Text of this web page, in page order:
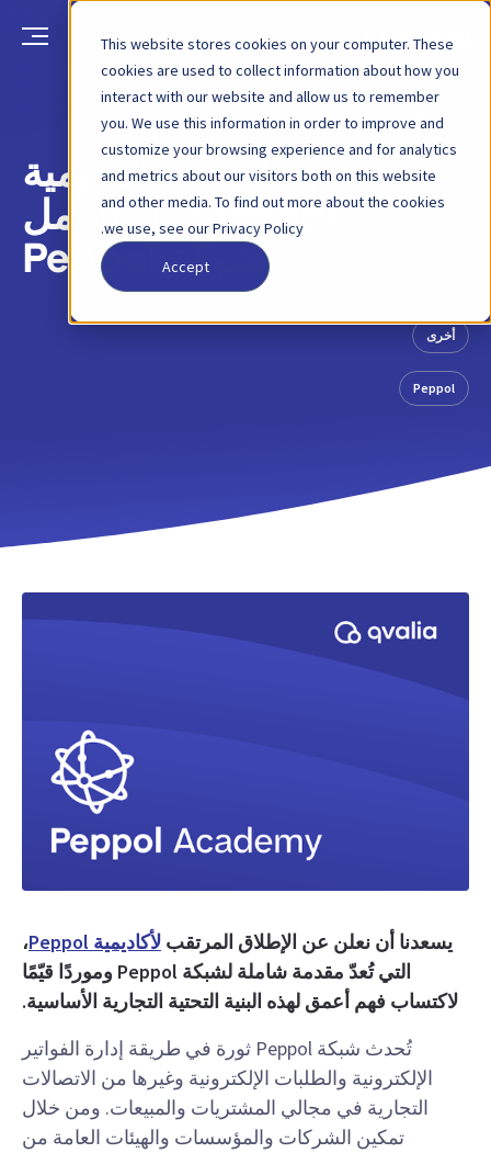
This website stores cookies on your computer. These
cookies are used to collect information about how you
interact with our website and allow us to remember
you. We use this information in order to improve and
customize your browsing experience and for analytics
and metrics about our visitors both on this website
and other media. To find out more about the cookies
we use, see our Privacy Policy.
Accept
العودةمنشور مدونة 2 سبتمبر 2024
الإعلان عن أكاديمية
Peppol: دليل شامل
لشبكة Peppol
أخرى
Peppol
يسعدنا أن نعلن عن الإطلاق المرتقب لأكاديمية Peppol
،
التي تُعدّ مقدمة شاملة لشبكة Peppol وموردًا قيّمًا
لاكتساب فهم أعمق لهذه البنية التحتية التجارية الأساسية.
تُحدث شبكة Peppol ثورة في طريقة إدارة الفواتير
الإلكترونية والطلبات الإلكترونية وغيرها من الاتصالات
التجارية في مجالي المشتريات والمبيعات. ومن خلال
تمكين الشركات والمؤسسات والهيئات العامة من